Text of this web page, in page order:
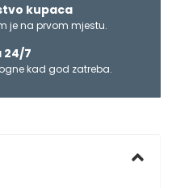
kupaca
je na prvom mjestu.
24/7
kad god zatreba.